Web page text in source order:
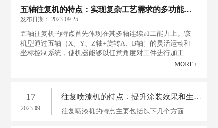
五轴往复机的特点：实现复杂工艺需求的多功能机器
发布日期：2023-09-25
五轴往复机的特点首先体现在其多轴连续加工能力上。该
机型通过五轴（X、Y、Z轴+旋转A、B轴）的灵活运动和
坐标控制系统，使机器能够以任意角度对工件进行加工
MORE+
17
2023-09
往复喷漆机的特点：提升涂装效果和生产效率的理想选择
往复喷漆机的特点主要包括以下几个方面。首先，它具有高精度的喷漆系统。往复喷漆机采用精密控制技术，能够精确控制喷漆厚度和喷漆速度，实现对产品表面的均匀涂布